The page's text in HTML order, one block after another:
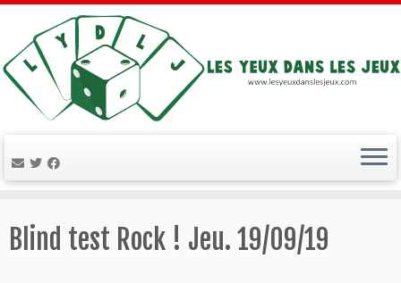
au
contenu
Blind test Rock ! Jeu. 19/09/19